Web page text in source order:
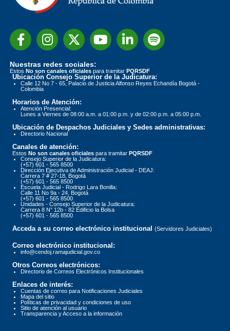
Nuestras redes sociales:
Estos No son canales oficiales para tramitar PQRSDF
Ubicación Consejo Superior de la Judicatura:
Calle 12 No 7 - 65, Palacio de Justicia Alfonso Reyes Echandía Bogotá -
Colombia
Horarios de Atención:
Atención Presencial:
Lunes a Viernes de 08:00 a.m. a 01:00 p.m. y de 02:00 p.m. a 05:00 p.m.
Ubicación de Despachos Judiciales y Sedes administrativas:
Directorio Nacional
Canales de atención:
Estos No son canales oficiales para tramitar PQRSDF
Consejo Superior de la Judicatura:
(+57) 601 - 565 8500
Dirección Ejecutiva de Administración Judicial - DEAJ:
Carrera 7 # 27-18, Bogotá
(+57) 601 - 565 8500
Escuela Judicial - Rodrigo Lara Bonilla:
Calle 11 No 9a - 24, Bogotá
(+57) 601 - 565 8500
Unidades - Consejo Superior de la Judicatura:
Carrera 8 N° 12b - 82 Edificio la Bolsa
(+57) 601 - 565 8500
Acceda a su correo electrónico institucional (Servidores Judiciales)
Correo electrónico institucional:
info@cendoj.ramajudicial.gov.co
Otros Correos electrónicos:
Directorio de Correos Electrónicos Institucionales
Enlaces de interés:
Cuentas de correo para Notificaciones Judiciales
Mapa del sitio
Políticas de privacidad y condiciones de uso
Sitio de atención al usuario
Transparencia y Acceso a la información